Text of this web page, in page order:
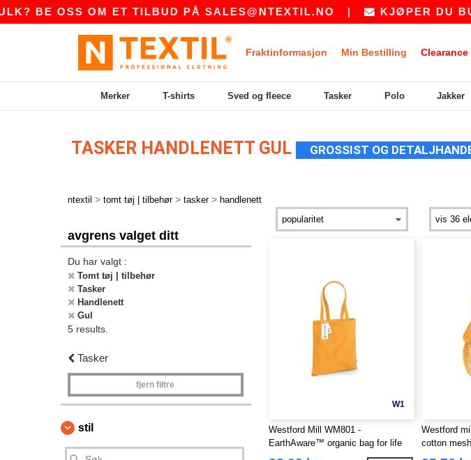
BE OSS OM ET TILBUD PÅSALES@NTEXTIL.NO| KJØPER DU
Fraktinformasjon Min Bestilling Clearance
Merker T-shirts Sved og fleece Tasker Polo Jakker
TASKER HANDLENETT GUL GROSSIST OG
ntextil > tomt tøj | tilbehør > tasker > handlenett
avgrens valget ditt
Du har valgt :
Tomt tøj | tilbehør
Tasker
Handlenett
Gul
5 results.
Tasker
fjern filtre
stil
W1
Westford Mill WM801 -
EarthAware™ organic bag for life
Westford
cotton